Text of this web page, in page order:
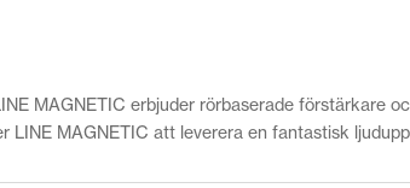
MAGNETIC erbjuder rörbaserade förstärkare
MAGNETIC att leverera en fantastisk